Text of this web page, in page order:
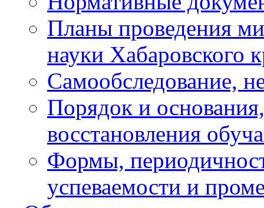
Планы проведения
науки Хабаровского
Самообследование,
Порядок и
восстановления
Формы,
успеваемости и